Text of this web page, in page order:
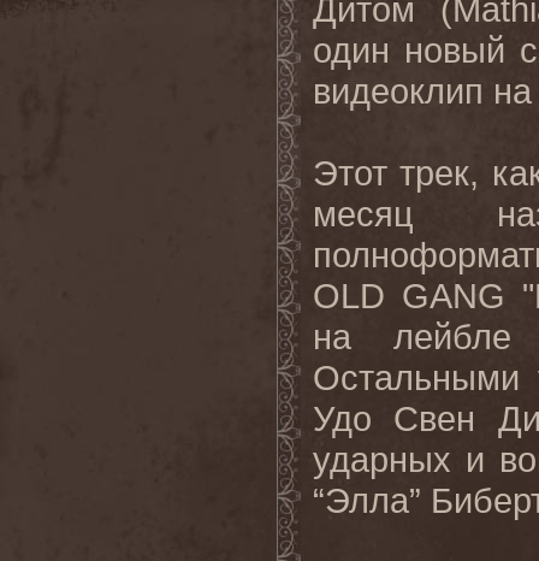
Дитом
один новый
видеоклип
Этот трек,
месяц
OLD GANG "
на
Остальными
Удо Свен
ударных и
“Элла”